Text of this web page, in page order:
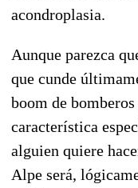
acondroplasia.
Aunque parezca
que cunde
boom de
característica
alguien quiere
Alpe será,